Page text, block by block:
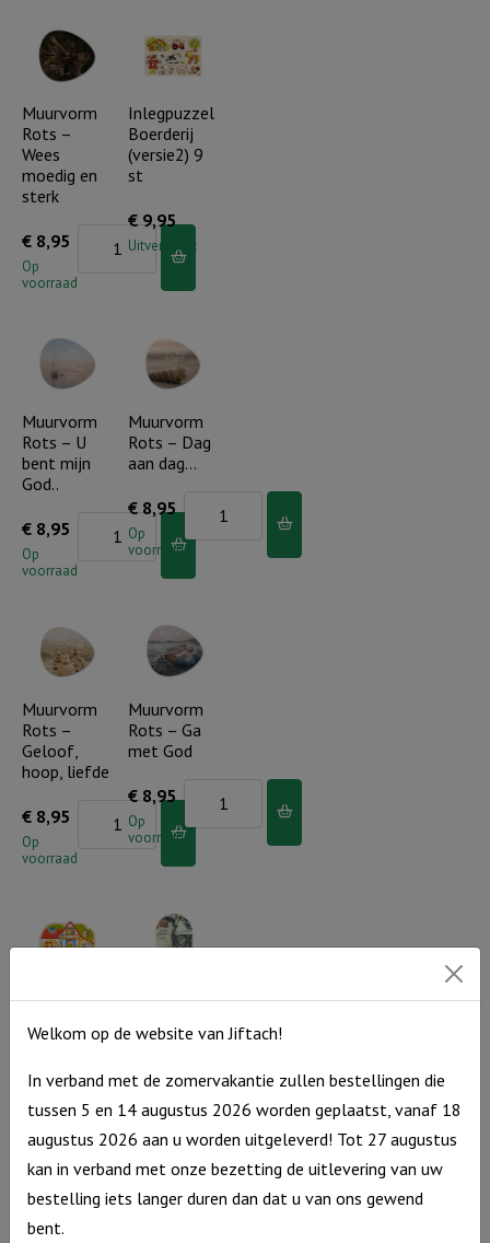
aantal
naam
is..
aantal
Muurvorm
Rots –
Wees
moedig en
sterk
€ 8,95
Op
voorraad
Muurvorm
moedig
en
sterk
aantal
Inlegpuzzel
Boerderij
(versie2) 9
st
€ 9,95
Uitverkocht
Muurvorm
Rots – U
bent mijn
God..
€ 8,95
Op
voorraad
Muurvorm
bent
mijn
God..
Muurvorm
Rots – Dag
aan dag…
€ 8,95
Op
voorraad
Rots
dag...
aantal
Muurvorm
Rots –
Geloof,
hoop, liefde
€ 8,95
Op
voorraad
Muurvorm
hoop,
Muurvorm
Rots – Ga
met God
€ 8,95
Op
voorraad
Rots
God
Inlegpuzzel
boerderij
€10,50
Uitverkocht
Muurvorm
ben, bent U
€12,95
Op
voorraad
Muurvorm
-
Waar
ik
ben,
Welkom op de website van Jiftach!
In verband met de zomervakantie zullen bestellingen die
tussen 5 en 14 augustus 2026 worden geplaatst, vanaf 18
augustus 2026 aan u worden uitgeleverd! Tot 27 augustus
kan in verband met onze bezetting de uitlevering van uw
bestelling iets langer duren dan dat u van ons gewend
bent.